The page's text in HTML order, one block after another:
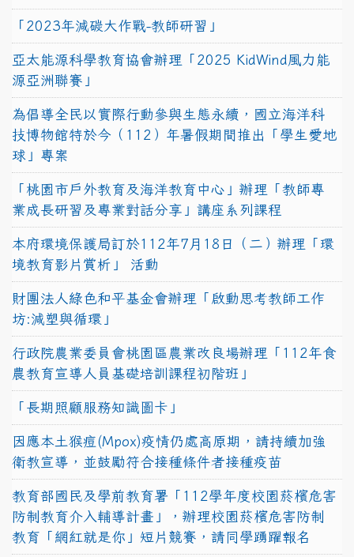
「2023年減碳大作戰-教師研習」
亞太能源科學教育協會辦理「2025 KidWind風力能
源亞洲聯賽」
為倡導全民以實際行動參與生態永續，國立海洋科
技博物館特於今（112）年暑假期間推出「學生愛地
球」專案
「桃園市戶外教育及海洋教育中心」辦理「教師專
業成長研習及專業對話分享」講座系列課程
本府環境保護局訂於112年7月18日（二）辦理「環
境教育影片賞析」 活動
財團法人綠色和平基金會辦理「啟動思考教師工作
坊:減塑與循環」
行政院農業委員會桃園區農業改良場辦理「112年食
農教育宣導人員基礎培訓課程初階班」
「長期照顧服務知識圖卡」
因應本土猴痘(Mpox)疫情仍處高原期，請持續加強
衛教宣導，並鼓勵符合接種條件者接種疫苗
教育部國民及學前教育署「112學年度校園菸檳危害
防制教育介入輔導計畫」，辦理校園菸檳危害防制
教育「網紅就是你」短片競賽，請同學踴躍報名